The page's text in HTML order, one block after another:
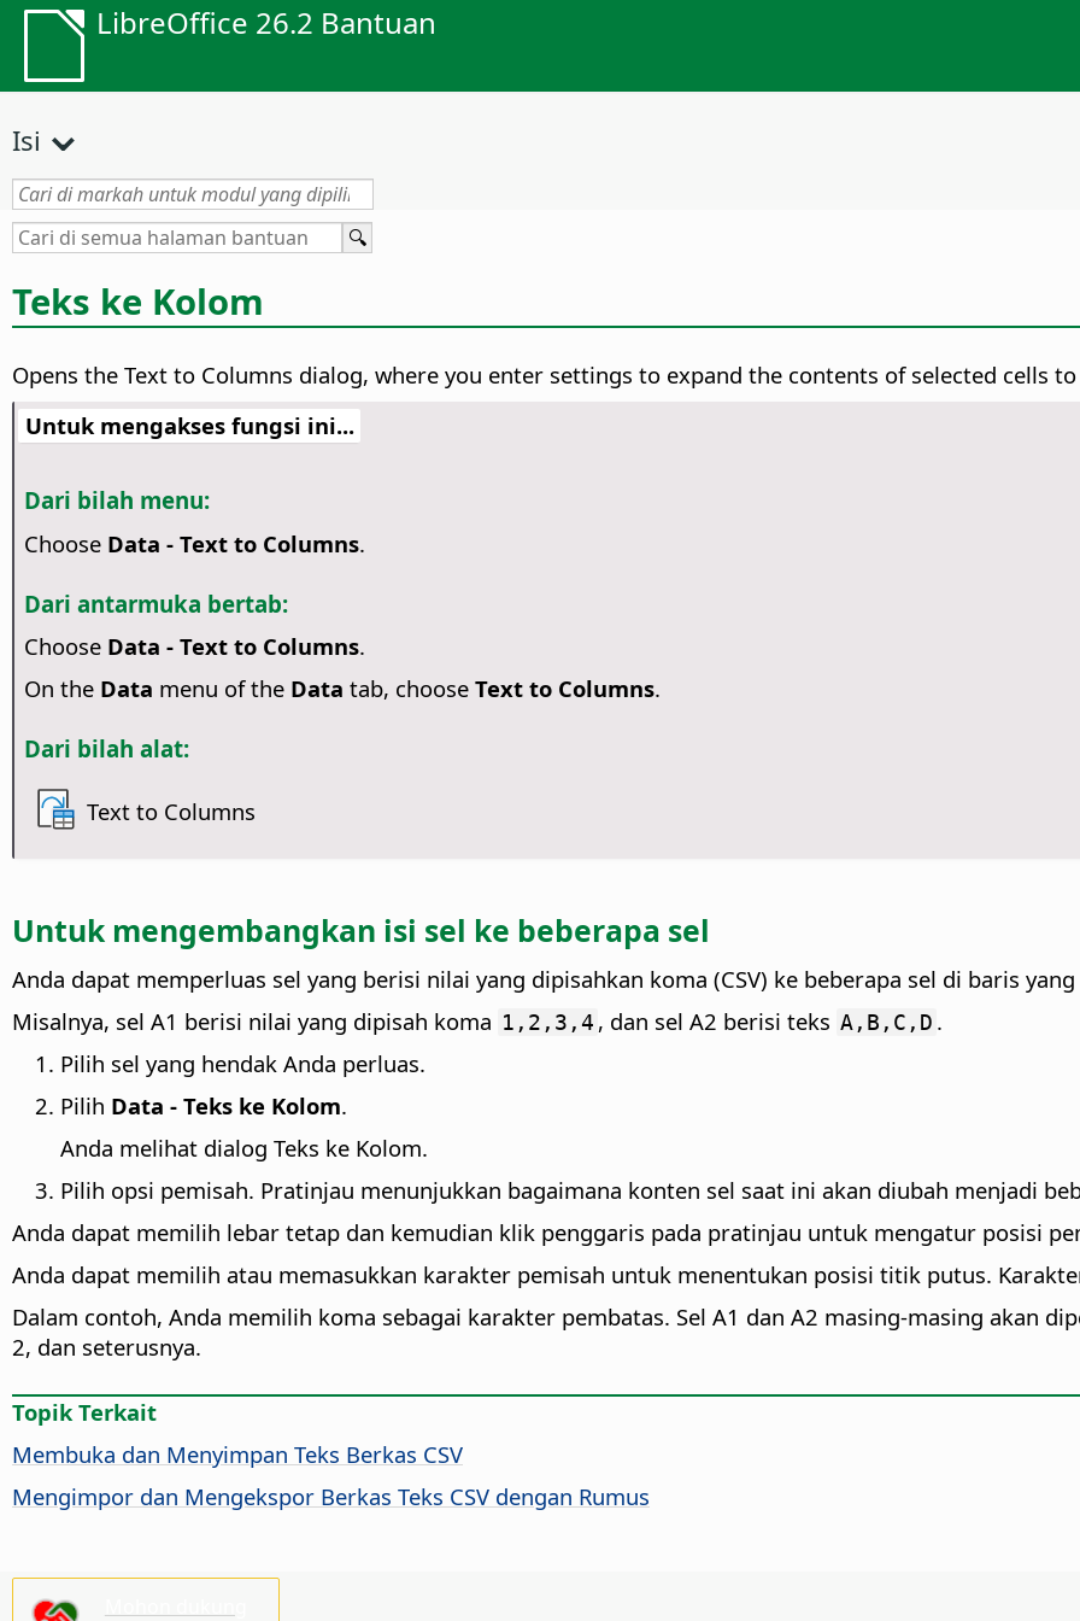
LibreOffice 26.2 Bantuan
Isi
Teks ke Kolom
Opens the Text to Columns dialog, where you enter settings to expand the contents of selected cells
Untuk mengakses fungsi ini...
Dari bilah menu:
Choose Data - Text to Columns.
Dari antarmuka bertab:
Choose Data - Text to Columns.
On the Data menu of the Data tab, choose Text to Columns.
Dari bilah alat:
Text to Columns
Untuk mengembangkan isi sel ke beberapa sel
Anda dapat memperluas sel yang berisi nilai yang dipisahkan koma (CSV) ke beberapa sel di baris yang
Misalnya, sel A1 berisi nilai yang dipisah koma 1,2,3,4 , dan sel A2 berisi teks A,B,C,D .
Pilih sel yang hendak Anda perluas.
Pilih Data - Teks ke Kolom.
Anda melihat dialog Teks ke Kolom.
Pilih opsi pemisah. Pratinjau menunjukkan bagaimana konten sel saat ini akan diubah menjadi
Anda dapat memilih lebar tetap dan kemudian klik penggaris pada pratinjau untuk mengatur posisi
Anda dapat memilih atau memasukkan karakter pemisah untuk menentukan posisi titik putus.
Dalam contoh, Anda memilih koma sebagai karakter pembatas. Sel A1 dan A2 masing-masing akan
2, dan seterusnya.
Topik Terkait
Membuka dan Menyimpan Teks Berkas CSV
Mengimpor dan Mengekspor Berkas Teks CSV dengan Rumus